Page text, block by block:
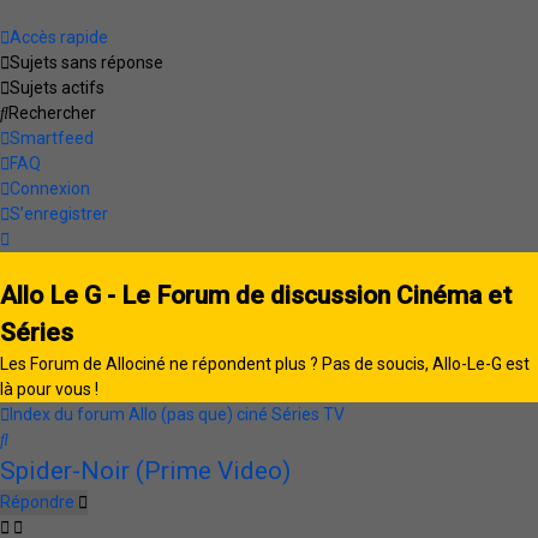
Accès rapide
Sujets sans réponse
Sujets actifs
Rechercher
Smartfeed
FAQ
Connexion
S’enregistrer
Allo Le G - Le Forum de discussion Cinéma et
Séries
Les Forum de Allociné ne répondent plus ? Pas de soucis, Allo-Le-G est
là pour vous !
Index du forum Allo (pas que) ciné Séries TV
Rechercher
Spider-Noir (Prime Video)
Répondre